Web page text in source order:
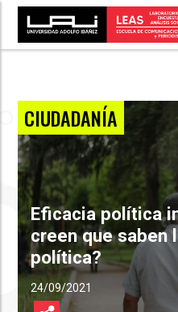
CIUDADANÍA
Eficacia política
creen que saben
política?
24/09/2021